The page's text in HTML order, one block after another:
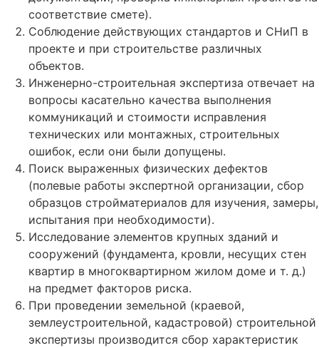
соответствие смете).
Соблюдение действующих стандартов и СНиП в
проекте и при строительстве различных
объектов.
Инженерно-строительная экспертиза отвечает на
вопросы касательно качества выполнения
коммуникаций и стоимости исправления
технических или монтажных, строительных
ошибок, если они были допущены.
Поиск выраженных физических дефектов
(полевые работы экспертной организации, сбор
образцов стройматериалов для изучения, замеры,
испытания при необходимости).
Исследование элементов крупных зданий и
сооружений (фундамента, кровли, несущих стен
квартир в многоквартирном жилом доме и т. д.)
на предмет факторов риска.
При проведении земельной (краевой,
землеустроительной, кадастровой) строительной
экспертизы производится сбор характеристик